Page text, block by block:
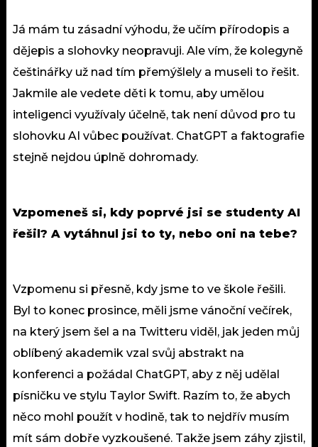
Já mám tu zásadní výhodu, že učím přírodopis a
dějepis a slohovky neopravuji. Ale vím, že kolegyně
češtinářky už nad tím přemýšlely a museli to řešit.
Jakmile ale vedete děti k tomu, aby umělou
inteligenci využívaly účelně, tak není důvod pro tu
slohovku AI vůbec používat. ChatGPT a faktografie
stejně nejdou úplně dohromady.
Vzpomeneš si, kdy poprvé jsi se studenty AI
řešil? A vytáhnul jsi to ty, nebo oni na tebe?
Vzpomenu si přesně, kdy jsme to ve škole řešili.
Byl to konec prosince, měli jsme vánoční večírek,
na který jsem šel a na Twitteru viděl, jak jeden můj
oblíbený akademik vzal svůj abstrakt na
konferenci a požádal ChatGPT, aby z něj udělal
písničku ve stylu Taylor Swift. Razím to, že abych
něco mohl použít v hodině, tak to nejdřív musím
mít sám dobře vyzkoušené. Takže jsem záhy zjistil,